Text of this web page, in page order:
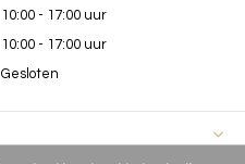
10:00 - 17:00 uur
10:00 - 17:00 uur
Gesloten